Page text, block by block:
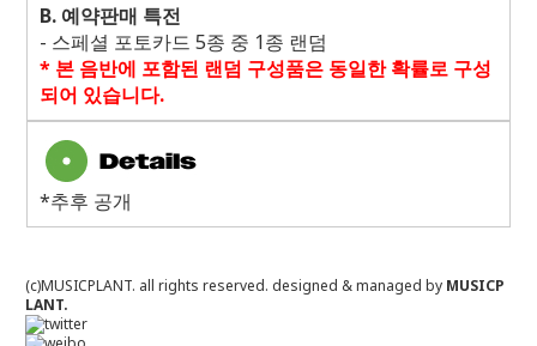
B. 예약판매 특전
- 스페셜 포토카드 5종 중 1종 랜덤
* 본 음반에 포함된 랜덤 구성품은 동일한 확률로 구성
되어 있습니다.
*추후 공개
(c)MUSICPLANT. all rights reserved. designed & managed by MUSICP
LANT.